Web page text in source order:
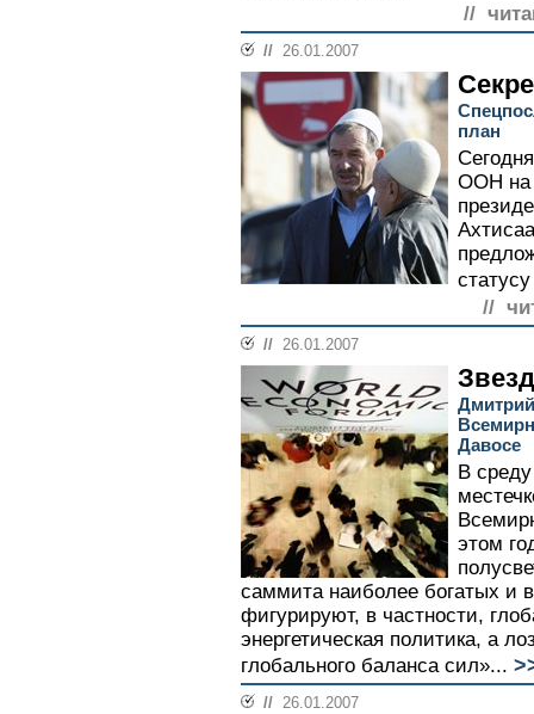
//
// 26.01.2007
план
ООН на
//
// 26.01.2007
Давосе
В
этом
саммита наиболее богатых и
фигурируют, в частности,
энергетическая политика, а
глобального баланса сил»...
// 26.01.2007